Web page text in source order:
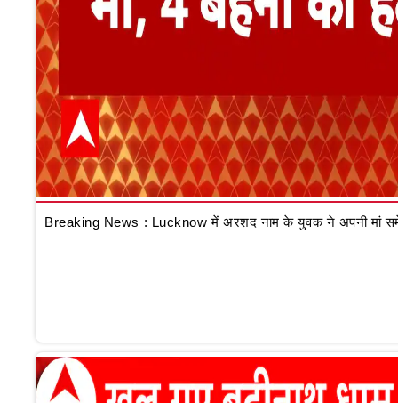
Breaking News : Lucknow में अरशद नाम के युवक ने अपनी मां